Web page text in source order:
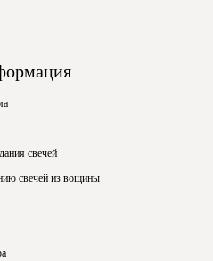
свечей
свечей из вощины